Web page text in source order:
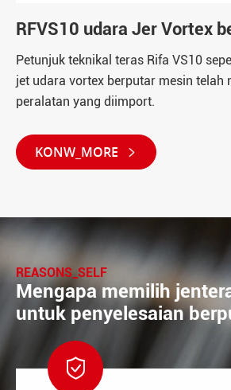
RFVS10 udara Jer Vortex
Petunjuk teknikal teras Rifa VS10
jet udara vortex berputar mesin telah
peralatan yang diimport.
KONW_MORE 
REASONS_SELF
Mengapa memilih
untuk penyelesaian
